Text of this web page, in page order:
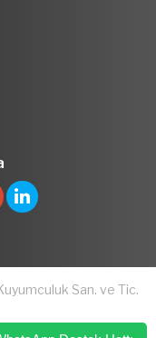
San. ve Tic.